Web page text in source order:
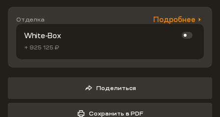
Отделка Подробнее
White-Box
+ 925 125 ₽
Поделиться
Сохранить в PDF